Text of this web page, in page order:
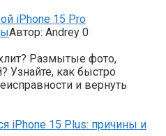
iPhone 15 Pro
Автор: Andrey 0
Размытые фото,
Узнайте, как быстро
и вернуть
iPhone 15 Plus: причины и